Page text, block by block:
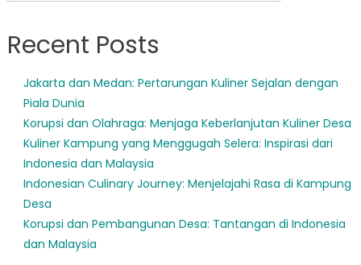
Recent Posts
Jakarta dan Medan: Pertarungan Kuliner Sejalan dengan
Piala Dunia
Korupsi dan Olahraga: Menjaga Keberlanjutan Kuliner Desa
Kuliner Kampung yang Menggugah Selera: Inspirasi dari
Indonesia dan Malaysia
Indonesian Culinary Journey: Menjelajahi Rasa di Kampung
Desa
Korupsi dan Pembangunan Desa: Tantangan di Indonesia
dan Malaysia